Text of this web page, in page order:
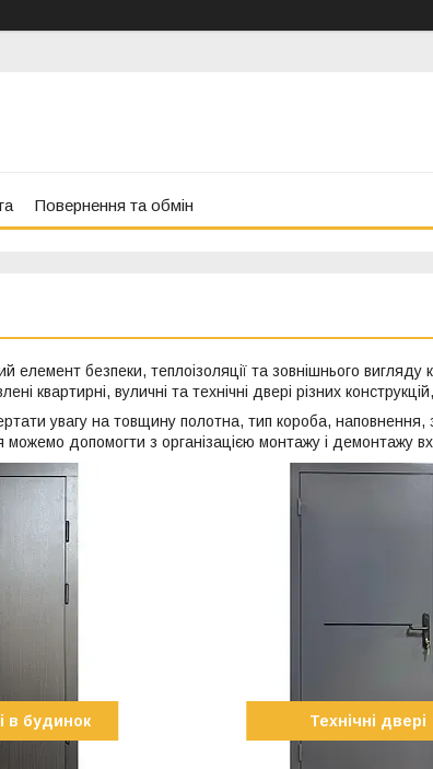
Повернення та обмін
елемент безпеки, теплоізоляції та зовнішнього
квартирні, вуличні та технічні двері різних
увагу на товщину полотна, тип короба,
допомогти з організацією монтажу і демонтажу
в будинок Технічні двері